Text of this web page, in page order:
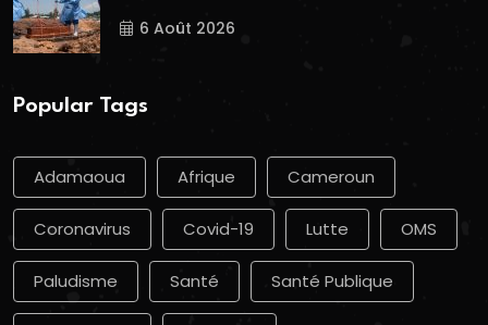
6 Août 2026
Popular Tags
Adamaoua Afrique Cameroun
Coronavirus Covid-19 Lutte OMS
Paludisme Santé Santé Publique